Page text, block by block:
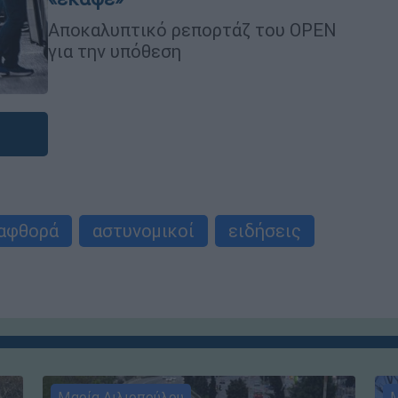
Αποκαλυπτικό ρεπορτάζ του OPEN
για την υπόθεση
αστυνομικοί
ειδήσεις